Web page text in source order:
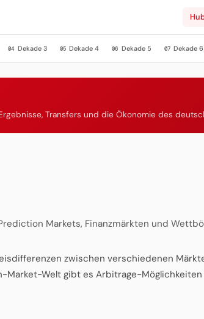
04 Dekade 3 05 Dekade 4 06 Dekade 5 07 Dekade 6
Transfers und die Ökonomie des
Markets, Finanzmärkten und
zwischen verschiedenen
Market-Welt gibt es Arbitrage-